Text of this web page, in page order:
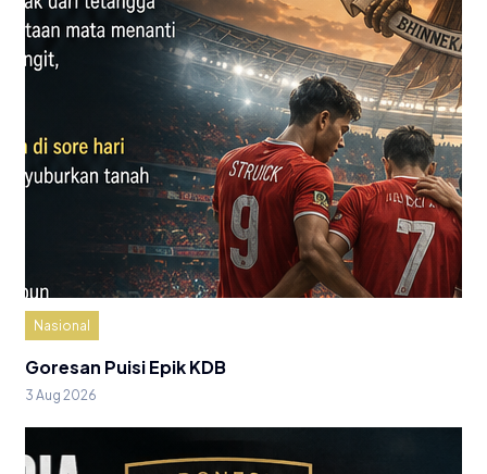
Nasional
Goresan Puisi Epik KDB
3 Aug 2026